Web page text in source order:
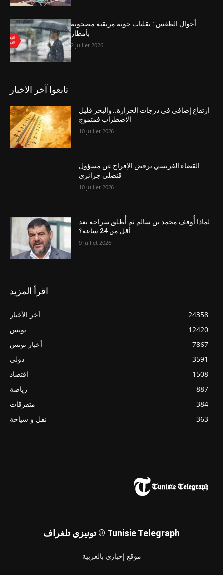
أحوال الطقس : تقلبات جوية مرتقبة مصحوبة
بأمطار
2 juillet 2026
تابعوا آخر الاخبار
ارتفاع إضافي في درجات الحرارة.. والبحر قليل
الاضطراب فمتموج
10 juillet 2026
القضاء الفرنسي يرفض الإفراج عن مسؤول
قنصلي جزائري
10 juillet 2026
لماذا أُوقف محمد بن سالم ثم أُطلق سراحه بعد
أقل من 24 ساعة؟
9 juillet 2026
اقرأ المزيد
آخر الأخبار
24358
تونس
12420
أخبار تونس
7867
دولي
3591
اقتصاد
1508
رياضة
887
متفرقات
384
نقل و سياحة
363
تونيزي تلغراف ® Tunisie Telegraph
موقع إخباري بالعربية